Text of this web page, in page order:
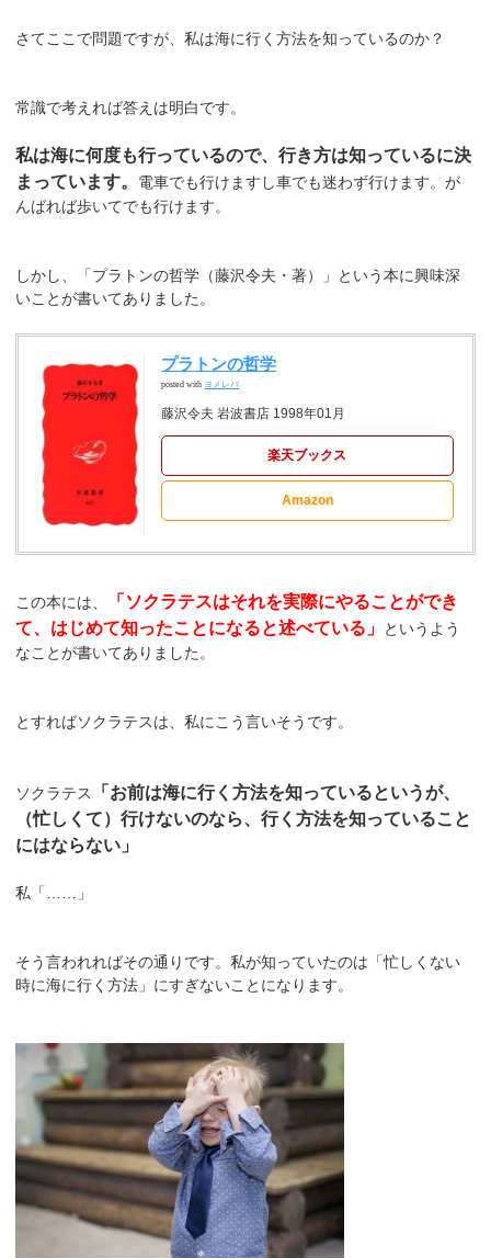
さてここで問題ですが、私は海に行く方法を知っているのか？
常識で考えれば答えは明白です。
私は海に何度も行っているので、行き方は知っているに決
まっています。 電車でも行けますし車でも迷わず行けます。が
んばれば歩いてでも行けます。
しかし、「プラトンの哲学（藤沢令夫・著）」という本に興味深
いことが書いてありました。
プラトンの哲学
posted with ヨメレバ
藤沢令夫 岩波書店 1998年01月
楽天ブックス
Amazon
この本には、
「ソクラテスはそれを実際にやることができ
て、はじめて知ったことになると述べている」
というよう
なことが書いてありました。
とすればソクラテスは、私にこう言いそうです。
ソクラテス
「お前は海に行く方法を知っているというが、
（忙しくて）行けないのなら、行く方法を知っていること
にはならない」
私「……」
そう言われればその通りです。私が知っていたのは「忙しくない
時に海に行く方法」にすぎないことになります。